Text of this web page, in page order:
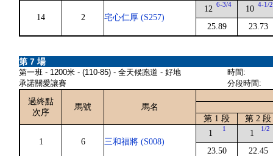
14 2 宅心仁厚 (S257)
12 6-3/4
25.89
10 4-1/2
23.73
第 7 場
第一班 - 1200米 - (110-85) - 全天候跑道 - 好地
承諾關愛讓賽
時間:
分段時間:
過終點
次序
馬號
馬名
第 1 段
第 2 段
1 6 三和福將 (S008)
1 1
23.50
1 1/2
22.45